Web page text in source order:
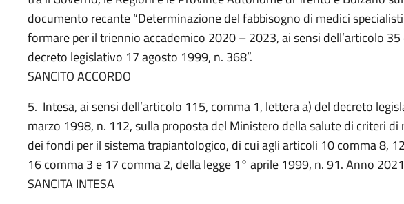
documento recante “Determinazione del fabbisogno di medici
formare per il triennio accademico 2020 – 2023, ai sensi dell’articolo 35
decreto legislativo 17 agosto 1999, n. 368”.
SANCITO ACCORDO
5. Intesa, ai sensi dell’articolo 115, comma 1, lettera a) del decreto
marzo 1998, n. 112, sulla proposta del Ministero della salute di criteri di
dei fondi per il sistema trapiantologico, di cui agli articoli 10 comma 8,
16 comma 3 e 17 comma 2, della legge 1° aprile 1999, n. 91. Anno
SANCITA INTESA